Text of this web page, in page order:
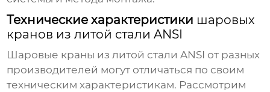
Технические характеристики шаровых
кранов из литой стали ANSI
Шаровые краны из литой стали ANSI от разных
производителей могут отличаться по своим
техническим характеристикам. Рассмотрим